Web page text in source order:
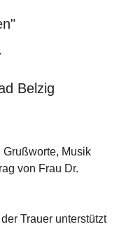
Belzig
Grußworte, Musik
von Frau Dr.
Trauer unterstützt